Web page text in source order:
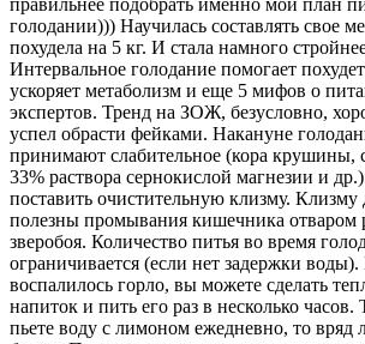
правильнее подобрать именно мой план
голодании))) Научилась составлять свое
похудела на 5 кг. И стала намного
Интервальное голодание помогает
ускоряет метаболизм и еще 5 мифов о
экспертов. Тренд на ЗОЖ, безусловно,
успел обрасти фейками. Накануне
принимают слабительное (кора крушины,
33% раствора сернокислой магнезии и
поставить очистительную клизму. Клизму
полезны промывания кишечника
зверобоя. Количество питья во время
ограничивается (если нет задержки воды).
воспалилось горло, вы можете сделать
напиток и пить его раз в несколько часов.
пьете воду с лимоном ежедневно, тo вряд